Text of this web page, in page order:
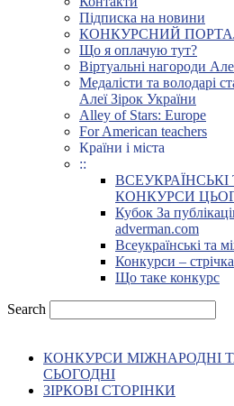
Підписка на новини
КОНКУРСНИЙ
Що я оплачую тут?
Віртуальні нагороди
Медалісти та володарі
Алеї Зірок України
Alley of Stars: Europe
For American teachers
Країни і міста
::
КОНКУРСИ
Кубок За
adverman.com
Всеукраїнські та
Конкурси – стрічка
Що таке конкурс
Search
КОНКУРСИ МІЖНАРОДНІ
СЬОГОДНІ
ЗІРКОВІ СТОРІНКИ